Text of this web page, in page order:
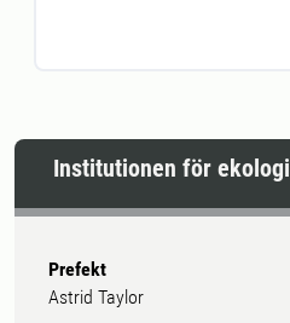
Institutionen för ekologi
Prefekt
Astrid Taylor